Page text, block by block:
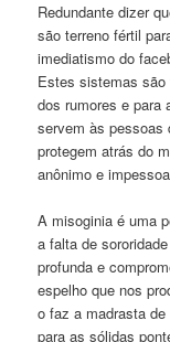
Redundante dizer
são terreno fértil
imediatismo do
Estes sistemas
dos rumores e para
servem às pessoas
protegem atrás do
anônimo e
A misoginia é uma
a falta de
profunda e
espelho que nos
o faz a madrasta
para as sólidas